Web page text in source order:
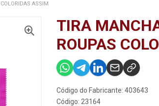
ASSIM
TIRA
ROUPAS
Código do Fabricante: 403643
Código: 23164